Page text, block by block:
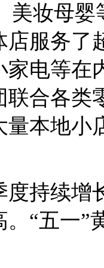
美妆母
店服务了
家电等在
联合各类
量本地小
度持续增
“五一”